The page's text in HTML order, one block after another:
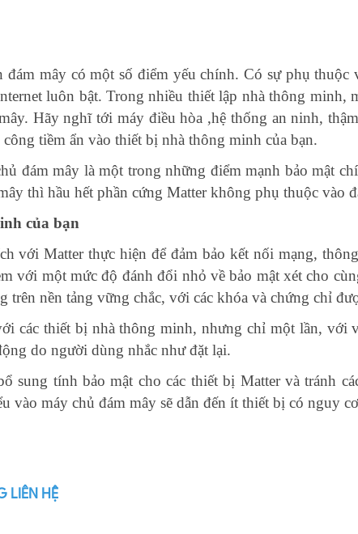
mây có một số điểm yếu chính. Có sự phụ
luôn bật. Trong nhiều thiết lập nhà thông
Hãy nghĩ tới máy điều hòa ,hệ thống an ninh,
công tiềm ẩn vào thiết bị nhà thông minh của bạn.
đám mây là một trong những điểm mạnh bảo mật
thì hầu hết phần cứng Matter không phụ thuộc vào
của bạn
với Matter thực hiện để đảm bảo kết nối mạng,
với một mức độ đánh đổi nhỏ về bảo mật xét cho
nền tảng vững chắc, với các khóa và chứng chỉ
các thiết bị nhà thông minh, nhưng chỉ một lần, với
do người dùng nhắc như đặt lại.
sung tính bảo mật cho các thiết bị Matter và tránh
vào máy chủ đám mây sẽ dẫn đến ít thiết bị có nguy
LIÊN HỆ